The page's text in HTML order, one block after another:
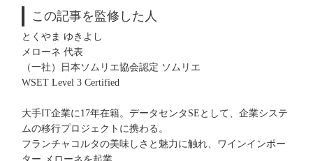
この記事を監修した人
とくやま ゆきよし
メローネ 代表
（一社）日本ソムリエ協会認定 ソムリエ
WSET Level 3 Certified
大手IT企業に17年在籍。データセンタSEとして、企業システ
ムの移行プロジェクトに携わる。
フランチャコルタの美味しさと魅力に触れ、ワインインポー